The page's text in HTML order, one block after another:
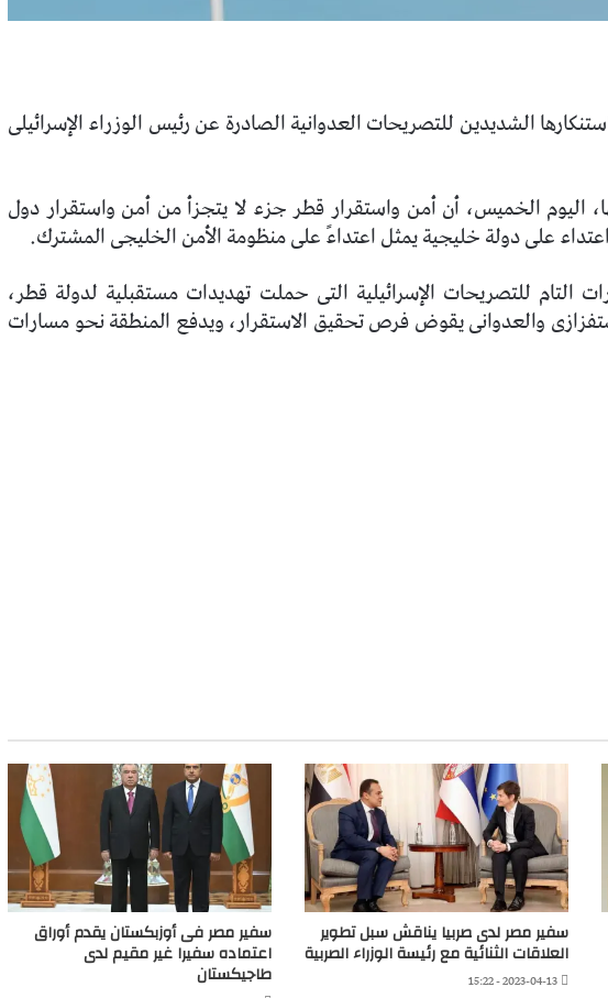
الشديدين للتصريحات العدوانية الصادرة عن رئيس الوزراء الإسرائيلى
اليوم الخميس، أن أمن واستقرار قطر جزء لا يتجزأ من أمن واستقرار دول
على دولة خليجية يمثل اعتداءً على منظومة الأمن الخليجى المشترك.
التام للتصريحات الإسرائيلية التى حملت تهديدات مستقبلية لدولة قطر،
والعدوانى يقوض فرص تحقيق الاستقرار، ويدفع المنطقة نحو مسارات
سفير مصر لدى صربيا يناقش سبل تطوير
العلاقات الثنائية مع رئيسة الوزراء الصربية
2023-04-13 - 15:22
سفير مصر فى أوزبكستان يقدم أوراق
اعتماده سفيرا غير مقيم لدى
طاجيكستان